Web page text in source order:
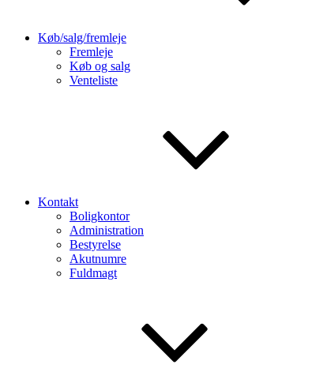
Køb/salg/fremleje
Fremleje
Køb og salg
Venteliste
Kontakt
Boligkontor
Administration
Bestyrelse
Akutnumre
Fuldmagt